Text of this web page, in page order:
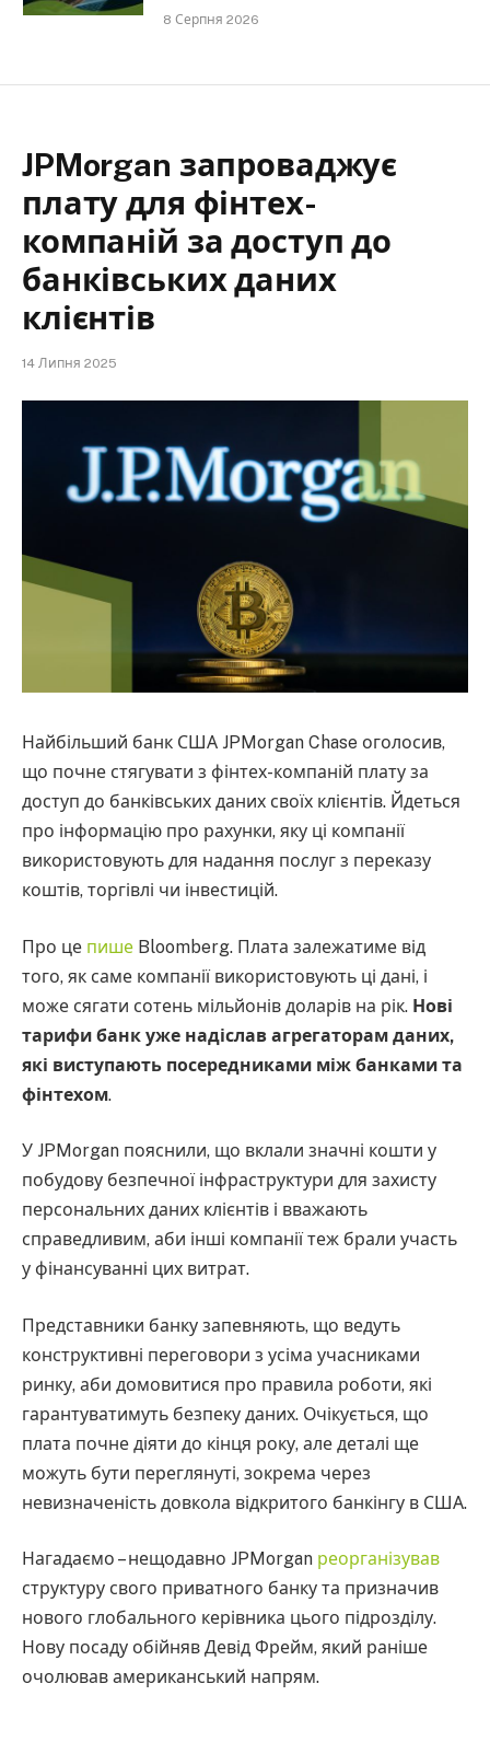
8 Серпня 2026
JPMorgan запроваджує
плату для фінтех-
компаній за доступ до
банківських даних
клієнтів
14 Липня 2025
Найбільший банк США JPMorgan Chase оголосив,
що почне стягувати з фінтех-компаній плату за
доступ до банківських даних своїх клієнтів. Йдеться
про інформацію про рахунки, яку ці компанії
використовують для надання послуг з переказу
коштів, торгівлі чи інвестицій.
Про це пише Bloomberg. Плата залежатиме від
того, як саме компанії використовують ці дані, і
може сягати сотень мільйонів доларів на рік. Нові
тарифи банк уже надіслав агрегаторам даних,
які виступають посередниками між банками та
фінтехом.
У JPMorgan пояснили, що вклали значні кошти у
побудову безпечної інфраструктури для захисту
персональних даних клієнтів і вважають
справедливим, аби інші компанії теж брали участь
у фінансуванні цих витрат.
Представники банку запевняють, що ведуть
конструктивні переговори з усіма учасниками
ринку, аби домовитися про правила роботи, які
гарантуватимуть безпеку даних. Очікується, що
плата почне діяти до кінця року, але деталі ще
можуть бути переглянуті, зокрема через
невизначеність довкола відкритого банкінгу в США.
Нагадаємо – нещодавно JPMorgan реорганізував
структуру свого приватного банку та призначив
нового глобального керівника цього підрозділу.
Нову посаду обійняв Девід Фрейм, який раніше
очолював американський напрям.